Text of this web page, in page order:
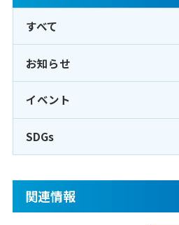
すべて
お知らせ
イベント
SDGs
関連情報